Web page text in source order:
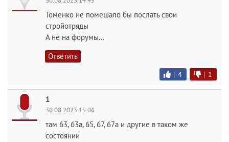
Томенко не помешало бы послать свои
стройотряды
А не на форумы...
Ответить
| 4 | 1
1
30.08.2023 15:06
там 63, 63а, 65, 67, 67а и другие в таком же
состоянии